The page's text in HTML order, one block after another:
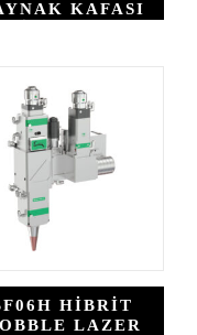
KAFASI
HIBRIT
LAZER